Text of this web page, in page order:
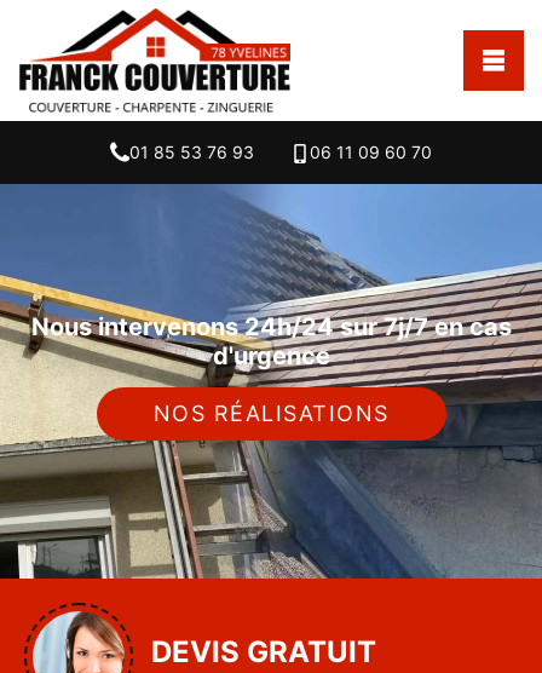
01 85 53 76 93 06 11 09 60 70
Nous intervenons 24h/24 sur 7j/7 en cas
d'urgence
NOS RÉALISATIONS
DEVIS GRATUIT